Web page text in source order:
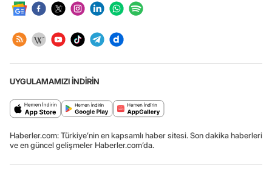
UYGULAMAMIZI İNDİRİN
Haberler.com: Türkiye’nin en kapsamlı haber sitesi. Son dakika haberleri
ve en güncel gelişmeler Haberler.com’da.